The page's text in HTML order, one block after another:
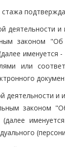
стажа
деятельности и
законом "Об
именуется
или
и
законом
(далее